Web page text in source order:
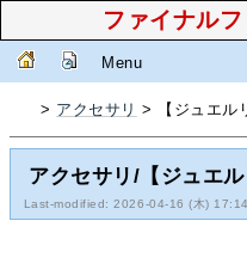
ファイナル
Menu
> アクセサリ > 【ジュエル
アクセサリ/【ジュエル
Last-modified: 2026-04-16 (木)